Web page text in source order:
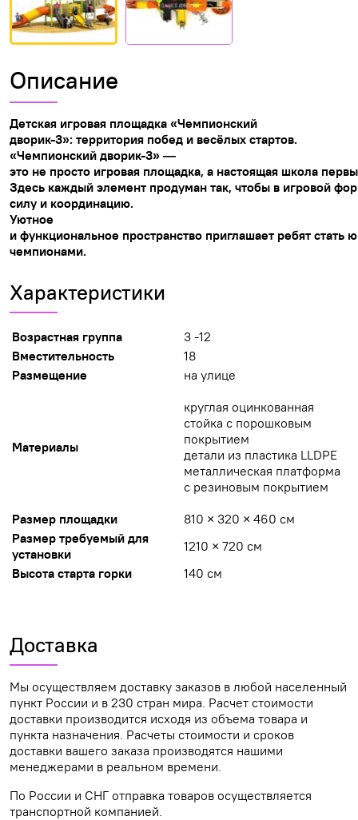
Описание
Детская игровая площадка «Чемпионский
дворик-3»: территория побед и весёлых стартов.
«Чемпионский дворик-3» —
это не просто игровая площадка, а настоящая школа
Здесь каждый элемент продуман так, чтобы в игровой
силу и координацию.
Уютное
и функциональное пространство приглашает ребят стать
чемпионами.
Характеристики
Возрастная группа
3 -12
Вместительность
18
Размещение
на улице
Материалы
круглая оцинкованная
стойка с порошковым
покрытием
детали из пластика LLDPE
металлическая платформа
с резиновым покрытием
Размер площадки
810 × 320 × 460 см
Размер требуемый для
установки
1210 × 720 см
Высота старта горки
140 см
Доставка
Мы осуществляем доставку заказов в любой населенный
пункт России и в 230 стран мира. Расчет стоимости
доставки производится исходя из объема товара и
пункта назначения. Расчеты стоимости и сроков
доставки вашего заказа производятся нашими
менеджерами в реальном времени.
По России и СНГ отправка товаров осуществляется
транспортной компанией.